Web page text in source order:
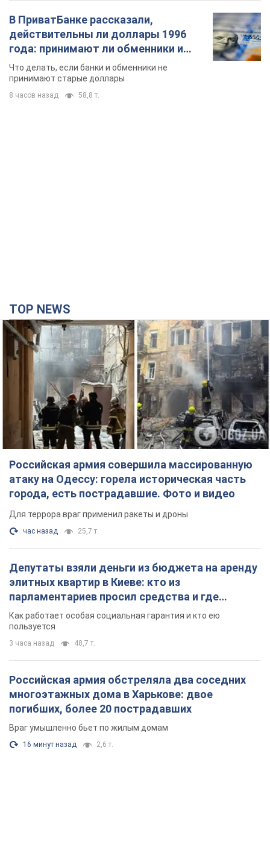
В ПриватБанке рассказали,
действительны ли доллары 1996
года: принимают ли обменники и
банки такие купюры
Что делать, если банки и обменники не
принимают старые доллары
8 часов назад 58,8 т.
TOP NEWS
Российская армия совершила массированную
атаку на Одессу: горела историческая часть
города, есть пострадавшие. Фото и видео
Для террора враг применил ракеты и дроны
час назад 25,7 т.
Депутаты взяли деньги из бюджета на аренду
элитных квартир в Киеве: кто из
парламентариев просил средства и где
поселился
Как работает особая социальная гарантия и кто ею
пользуется
3 часа назад 48,7 т.
Российская армия обстреляла два соседних
многоэтажных дома в Харькове: двое
погибших, более 20 пострадавших
Враг умышленно бьет по жилым домам
16 минут назад 2,6 т.